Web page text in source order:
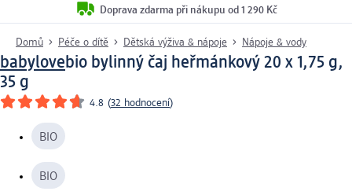
Doprava zdarma při nákupu od 1 290 Kč
Domů Péče o dítě Dětská výživa & nápoje Nápoje & vody
babylovebio bylinný čaj heřmánkový 20 x 1,75 g,
35 g
4.8 (32 hodnocení)
BIO
BIO